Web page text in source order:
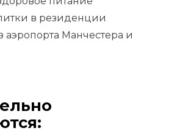
в резиденции
аэропорта Манчестера и